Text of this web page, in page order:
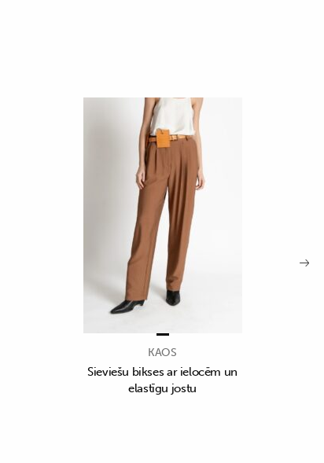
KAOS
Sieviešu bikses ar ielocēm un
elastīgu jostu